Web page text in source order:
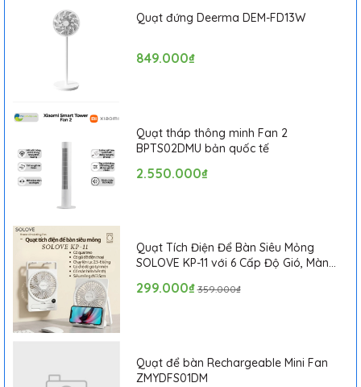
89cm, mở rộng phạm vi tiếp cận để Qualitell L1 dễ dàng tiêu
diệt muỗi ở những vị trí khó với tới như trên trần nhà cao, gầm
giường, sau tủ hoặc các góc khuất.
Quạt đứng Deerma DEM-FD13W
849.000₫
Quạt tháp thông minh Fan 2
BPTS02DMU bản quốc tế
2.550.000₫
Quạt Tích Điện Để Bàn Siêu Mỏng
SOLOVE KP-11 với 6 Cấp Độ Gió, Màn
299.000₫ 359.000₫
Quạt để bàn Rechargeable Mini Fan
ZMYDFS01DM